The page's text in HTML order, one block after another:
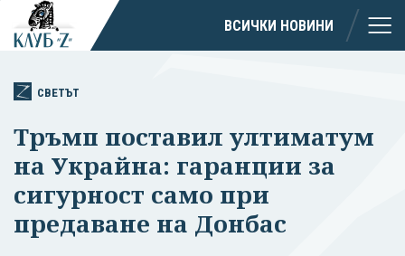
ВСИЧКИ НОВИНИ
СВЕТЪТ
Тръмп поставил ултиматум
на Украйна: гаранции за
сигурност само при
предаване на Донбас